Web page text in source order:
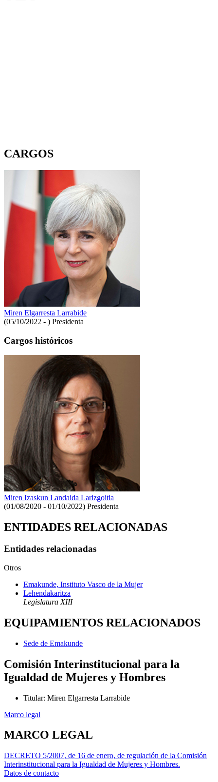
CARGOS
Miren Elgarresta Larrabide
(05/10/2022 - ) Presidenta
Cargos históricos
Miren Izaskun Landaida Larizgoitia
(01/08/2020 - 01/10/2022) Presidenta
ENTIDADES RELACIONADAS
Entidades relacionadas
Otros
Emakunde, Instituto Vasco de la Mujer
Lehendakaritza
Legislatura XIII
EQUIPAMIENTOS RELACIONADOS
Sede de Emakunde
Comisión Interinstitucional para la
Igualdad de Mujeres y Hombres
Titular: Miren Elgarresta Larrabide
Marco legal
MARCO LEGAL
DECRETO 5/2007, de 16 de enero, de regulación de la Comisión
Interinstitucional para la Igualdad de Mujeres y Hombres.
Datos de contacto